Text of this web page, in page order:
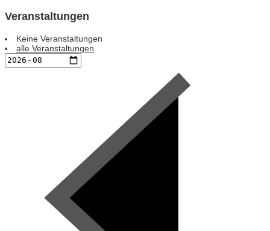
Veranstaltungen
Keine Veranstaltungen
alle Veranstaltungen